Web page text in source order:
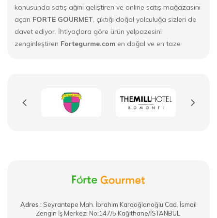
konusunda satış ağını geliştiren ve online satış mağazasını
açan FORTE GOURMET , çıktığı doğal yolculuğa sizleri de
davet ediyor. İhtiyaçlara göre ürün yelpazesini
zenginleştiren Fortegurme.com en doğal ve en taze
Adres : ​Seyrantepe Mah. İbrahim Karaoğlanoğlu Cad. İsmail
Zengin İş Merkezi No:147/5 Kağıthane/İSTANBUL